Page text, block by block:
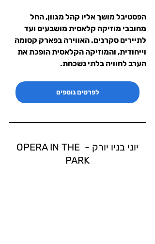
הפסטיבל מושך אליו קהל מגוון, החל
מחובבי מוזיקה קלאסית מושבעים ועד
לתיירים סקרנים. האווירה בפארק קסומה
וייחודית, והמוזיקה הקלאסית הופכת את
הערב לחוויה בלתי נשכחת.
לפרטים נוספים
יוני בניו יורק - OPERA IN THE
PARK